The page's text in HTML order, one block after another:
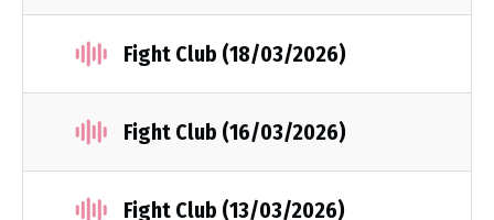
Fight Club (18/03/2026)
Fight Club (16/03/2026)
Fight Club (13/03/2026)